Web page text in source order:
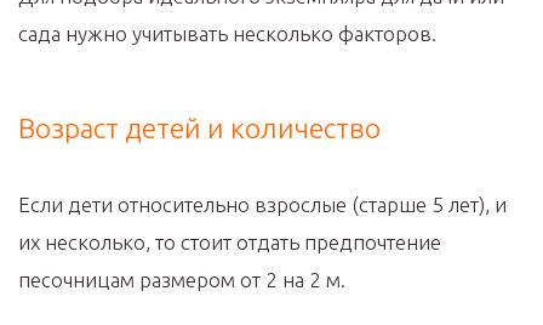
сада нужно учитывать несколько факторов.
Возраст детей и количество
Если дети относительно взрослые (старше 5 лет), и
их несколько, то стоит отдать предпочтение
песочницам размером от 2 на 2 м.